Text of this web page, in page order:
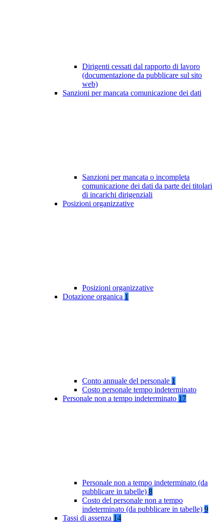
Dirigenti cessati dal rapporto di lavoro
(documentazione da pubblicare sul sito
web)
Sanzioni per mancata comunicazione dei dati
Sanzioni per mancata o incompleta
comunicazione dei dati da parte dei titolari
di incarichi dirigenziali
Posizioni organizzative
Posizioni organizzative
Dotazione organica 1
Conto annuale del personale 1
Costo personale tempo indeterminato
Personale non a tempo indeterminato 17
Personale non a tempo indeterminato (da
pubblicare in tabelle) 8
Costo del personale non a tempo
indeterminato (da pubblicare in tabelle) 9
Tassi di assenza 14